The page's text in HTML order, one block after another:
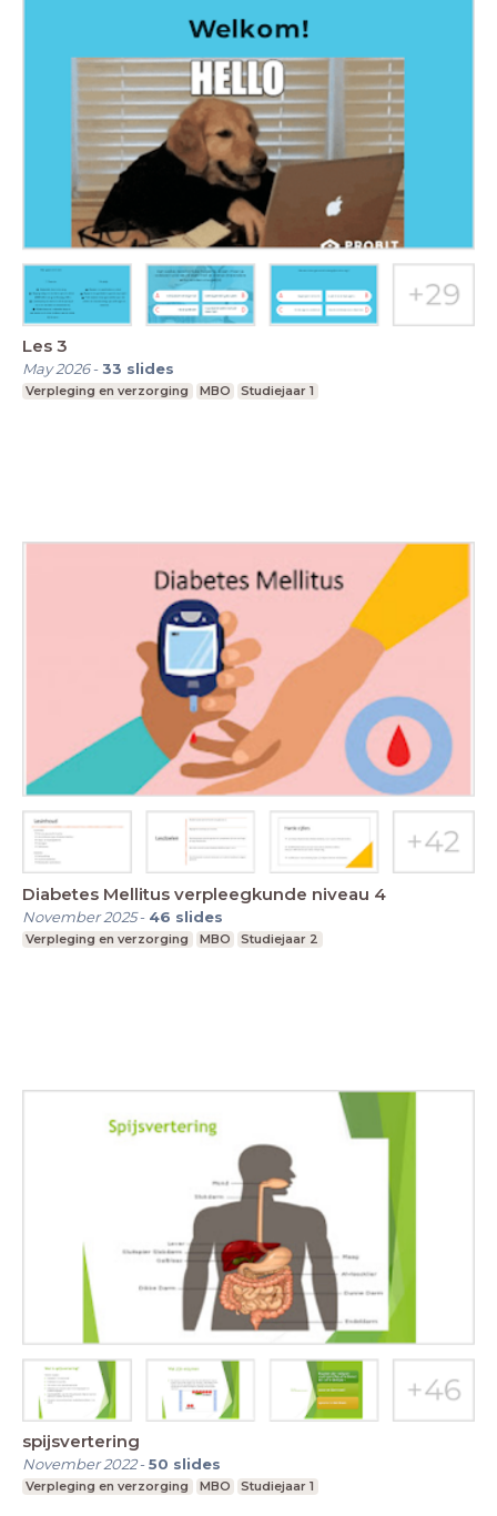
Les 3
May 2026-33 slides
Verpleging en verzorging MBO Studiejaar 1
Diabetes Mellitus verpleegkunde niveau 4
November 2025- 46 slides
Verpleging en verzorging MBO Studiejaar 2
spijsvertering
November 2022-50 slides
Verpleging en verzorging MBO Studiejaar 1